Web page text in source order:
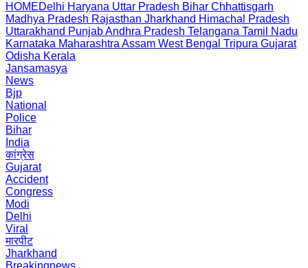
HOMEDelhi Haryana Uttar Pradesh Bihar Chhattisgarh
Madhya Pradesh Rajasthan Jharkhand Himachal Pradesh
Uttarakhand PunjabAndhra Pradesh Telangana Tamil Nadu
Karnataka Maharashtra Assam West Bengal Tripura Gujarat
Odisha Kerala
Jansamasya
News
Bjp
National
Police
Bihar
India
कांग्रेस
Gujarat
Accident
Congress
Modi
Delhi
Viral
मारपीट
Jharkhand
Breakingnews